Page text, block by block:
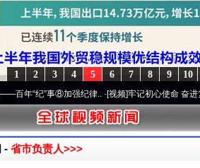
10
9
8
7
6
5
4
3
2
1
纪”事⑧加强纪律..·[视频]牢记初心使命 奋进复兴征
- 省市负责人>>>